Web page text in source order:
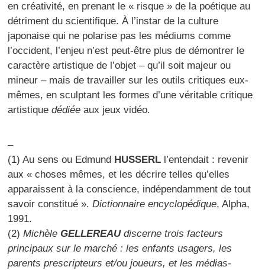
en créativité, en prenant le « risque » de la poétique au
détriment du scientifique. À l’instar de la culture
japonaise qui ne polarise pas les médiums comme
l’occident, l’enjeu n’est peut-être plus de démontrer le
caractère artistique de l’objet – qu’il soit majeur ou
mineur – mais de travailler sur les outils critiques eux-
mêmes, en sculptant les formes d’une véritable critique
artistiquedédiée aux jeux vidéo.
–
(1) Au sens ou Edmund HUSSERL l’entendait : revenir
aux « choses mêmes, et les décrire telles qu’elles
apparaissent à la conscience, indépendamment de tout
savoir constitué ».Dictionnaire encyclopédique, Alpha,
1991.
(2)MichèleGELLEREAUdiscerne trois facteurs
principaux sur le marché : les enfants usagers, les
parents prescripteurs et/ou joueurs, et les médias-